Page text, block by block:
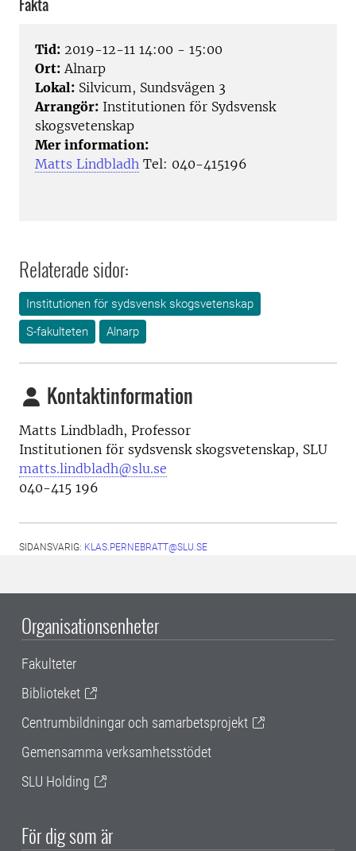
Fakta
Tid: 2019-12-11 14:00 - 15:00
Ort: Alnarp
Lokal: Silvicum, Sundsvägen 3
Arrangör: Institutionen för Sydsvensk
skogsvetenskap
Mer information:
Matts Lindbladh Tel: 040-415196
Relaterade sidor:
Institutionen för sydsvensk skogsvetenskap
S-fakulteten
Alnarp
Kontaktinformation
Matts Lindbladh, Professor
Institutionen för sydsvensk skogsvetenskap, SLU
matts.lindbladh@slu.se
040-415 196
SIDANSVARIG: KLAS.PERNEBRATT@SLU.SE
Organisationsenheter
Fakulteter
Biblioteket
Centrumbildningar och samarbetsprojekt
Gemensamma verksamhetsstödet
SLU Holding
För dig som är